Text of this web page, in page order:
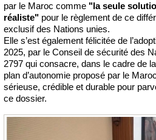
par le Maroc comme "la seule
réaliste" pour le règlement de ce
exclusif des Nations unies.
Elle s’est également félicitée de
2025, par le Conseil de sécurité des
2797 qui consacre, dans le cadre de
plan d’autonomie proposé par le
sérieuse, crédible et durable pour
ce dossier.